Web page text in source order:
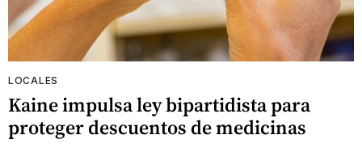
LOCALES
Kaine impulsa ley bipartidista para
proteger descuentos de medicinas